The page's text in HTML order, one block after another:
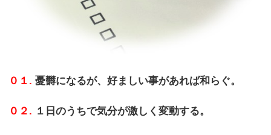
０１. 憂欝になるが、好ましい事があれば和らぐ。
０２. １日のうちで気分が激しく変動する。